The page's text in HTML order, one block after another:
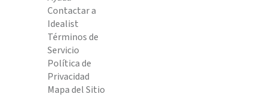
Contactar a
Idealist
Términos de
Servicio
Política de
Privacidad
Mapa del Sitio